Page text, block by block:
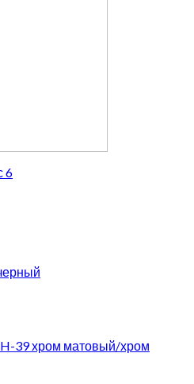
6
39 хром матовый/хром